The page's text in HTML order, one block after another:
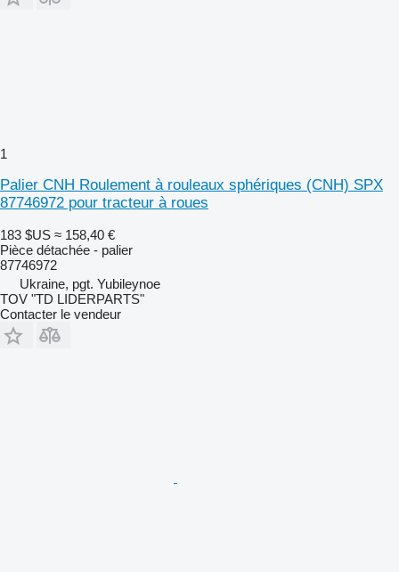
1
Palier CNH Roulement à rouleaux sphériques (CNH) SPX
87746972 pour tracteur à roues
183 $US ≈ 158,40 €
Pièce détachée - palier
87746972
Ukraine, pgt. Yubileynoe
TOV "TD LIDERPARTS"
Contacter le vendeur